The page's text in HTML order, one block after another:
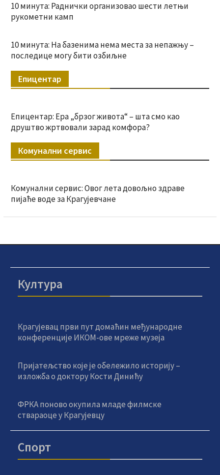
10 минута: Раднички организовао шести летњи
рукометни камп
10 минута: На базенима нема места за непажњу –
последице могу бити озбиљне
Епицентар
Епицентар: Ера „брзог живота“ – шта смо као
друштво жртвовали зарад комфора?
Комунални сервис
Комунални сервис: Овог лета довољно здраве
пијаће воде за Крагујевчане
Култура
Крагујевац први пут домаћин међународне
конференције ИКОМ-ове мреже музеја
Пријатељство које је обележило историју –
изложба о доктору Кости Динићу
ФРКА поново окупила младе филмске
ствараоце у Крагујевцу
Спорт